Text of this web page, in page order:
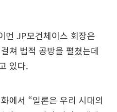
먼 JP모건체이스 회장은
쳐 법적 공방을 펼쳤는데
있다.
에서 “일론은 우리 시대의